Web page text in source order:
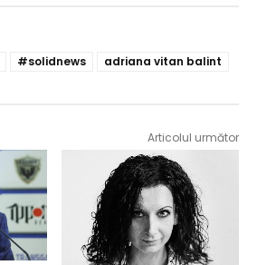
#solidnews adriana vitan balint
Articolul următor